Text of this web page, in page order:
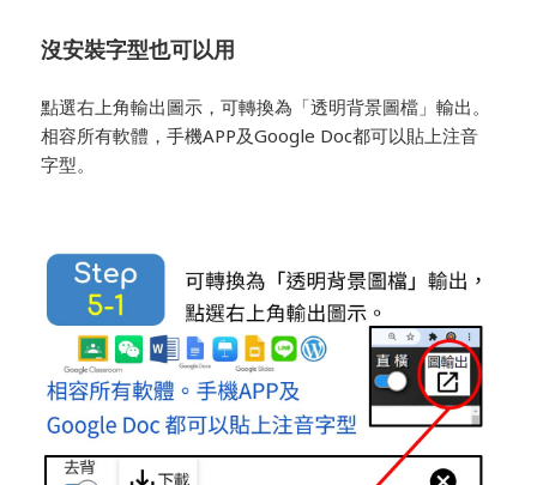
沒安裝字型也可以用
點選右上角輸出圖示，可轉換為「透明背景圖檔」輸出。
相容所有軟體，手機APP及Google Doc都可以貼上注音
字型。